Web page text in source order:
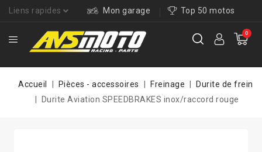
Liens rapides Mon garage Top 50 motos
0
Accueil Pièces - accessoires Freinage
Durite de frein
Durite Aviation SPEEDBRAKES inox/raccord rouge